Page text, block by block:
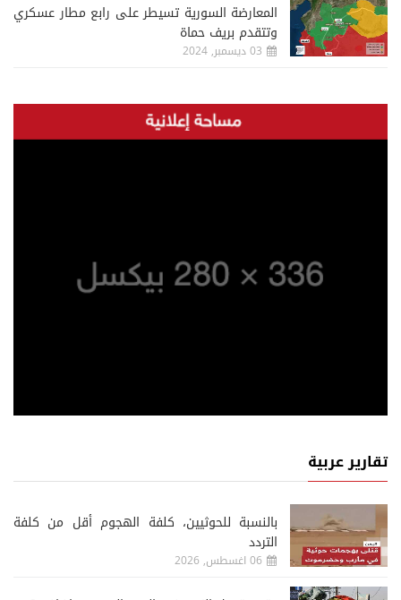
المعارضة السورية تسيطر على رابع مطار عسكري
وتتقدم بريف حماة
03 ديسمبر, 2024
تقارير عربية
‏بالنسبة للحوثيين، كلفة الهجوم أقل من كلفة
التردد
06 اغسطس, 2026